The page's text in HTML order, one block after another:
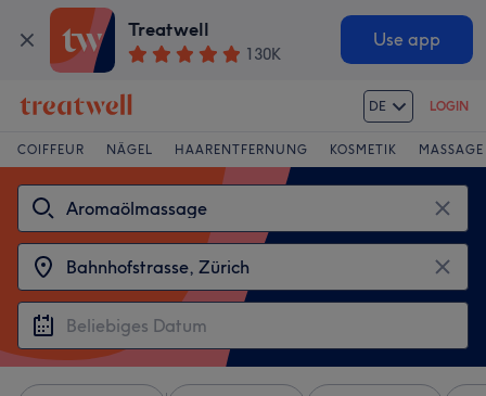
Treatwell
130K
Use app
DE LOGIN
COIFFEUR NÄGEL HAARENTFERNUNG KOSMETIK MASSAGE